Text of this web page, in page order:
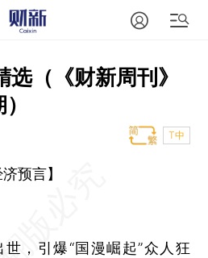
（《财新周刊》
T中
预言】
引爆“国漫崛起”众人狂